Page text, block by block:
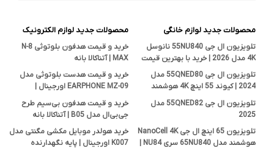
محصولات جدید لوازم خانگی
تلویزیون ال جی 55NU840 نانوسل
4K مدل 2026 | خرید با بهترین قیمت
تلویزیون ال جی 55QNED80 مدل
2024 | کیوند 55 اینچ 4K هوشمند
اصل
تلویزیون ال جی 55QNED82 مدل
2025
تلویزیون 65 اینچ ال جی NanoCell 4K
محصولات جدید لوازم الکترونیک
خرید و قیمت هدفون بلوتوثی N-8
MAX | آتناکالا بانه
خرید و قیمت هدست بلوتوثی مدل
EARPHONE MZ-09 اورجینال |
فروشگاه آتناکالا بانه
خرید و قیمت هدفون بی‌سیم طرح
جی‌بی‌ال مدل B05 | آتناکالا بانه
خرید هولدر موبایل مکشی مگنتی مدل
K007 اورجینال | پایه نگهدارنده